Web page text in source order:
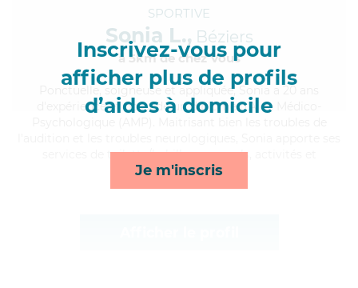
Inscrivez-vous pour
afficher plus de profils
d’aides à domicile
Je m'inscris
SPORTIVE
Sonia L., Béziers
à 5km de chez Vous
, soigneuse et appliquée, Sonia a 20 ans
d'expérience et possède un diplôme d'Aide Médico-
services de toilette/habillage, rappels, activités et
compagnie/loisirs*